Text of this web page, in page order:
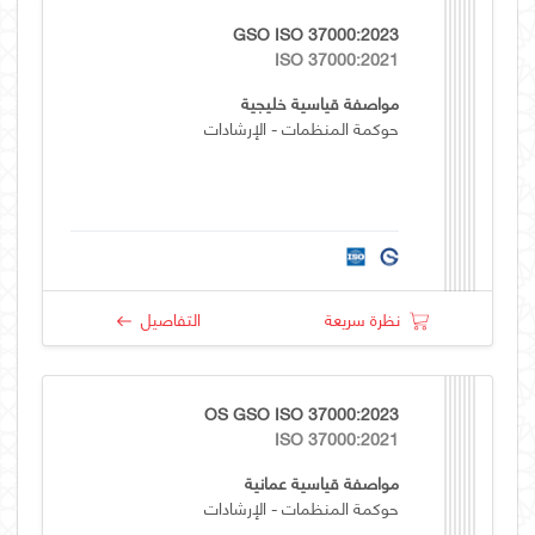
GSO ISO 37000:2023
ISO 37000:2021
مواصفة قياسية خليجية
حوكمة المنظمات - الإرشادات
نظرة سريعة التفاصيل
OS GSO ISO 37000:2023
ISO 37000:2021
مواصفة قياسية عمانية
حوكمة المنظمات - الإرشادات